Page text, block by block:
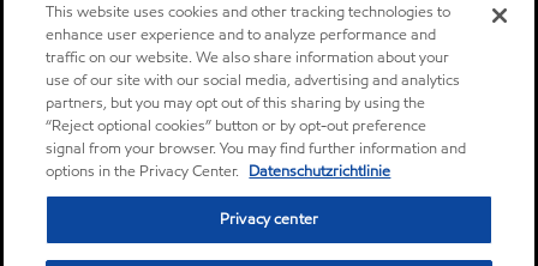
This website uses cookies and other tracking technologies to
enhance user experience and to analyze performance and
traffic on our website. We also share information about your
use of our site with our social media, advertising and analytics
partners, but you may opt out of this sharing by using the
“Reject optional cookies” button or by opt-out preference
signal from your browser. You may find further information and
options in the Privacy Center. Datenschutzrichtlinie
Privacy center